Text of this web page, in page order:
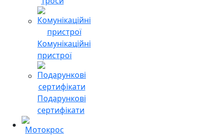
Комунікаційні
пристрої
Подарункові
сертифікати